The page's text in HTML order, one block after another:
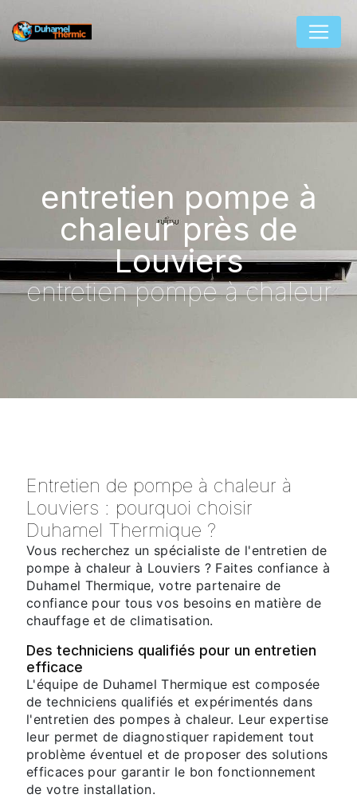
entretien pompe à
chaleur près de
Louviers
entretien pompe à chaleur
Entretien de pompe à chaleur à
Louviers : pourquoi choisir
Duhamel Thermique ?
Vous recherchez un spécialiste de l'entretien de
pompe à chaleur à Louviers ? Faites confiance à
Duhamel Thermique, votre partenaire de
confiance pour tous vos besoins en matière de
chauffage et de climatisation.
Des techniciens qualifiés pour un entretien
efficace
L'équipe de Duhamel Thermique est composée
de techniciens qualifiés et expérimentés dans
l'entretien des pompes à chaleur. Leur expertise
leur permet de diagnostiquer rapidement tout
problème éventuel et de proposer des solutions
efficaces pour garantir le bon fonctionnement
de votre installation.